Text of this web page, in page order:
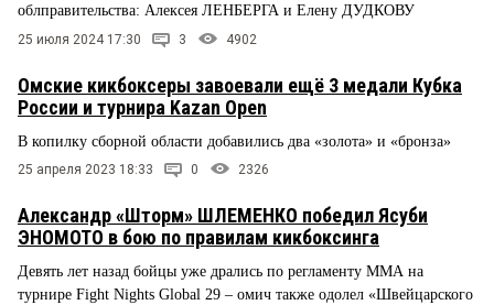
облправительства: Алексея ЛЕНБЕРГА и Елену ДУДКОВУ
25 июля 2024 17:30 3 4902
Омские кикбоксеры завоевали ещё 3 медали Кубка
России и турнира Kazan Open
В копилку сборной области добавились два «золота» и «бронза»
25 апреля 2023 18:33 0 2326
Александр «Шторм» ШЛЕМЕНКО победил Ясуби
ЭНОМОТО в бою по правилам кикбоксинга
Девять лет назад бойцы уже дрались по регламенту ММА на
турнире Fight Nights Global 29 – омич также одолел «Швейцарского